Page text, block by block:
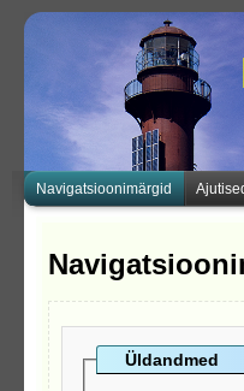
Navigatsioonimärgid
Üldandmed